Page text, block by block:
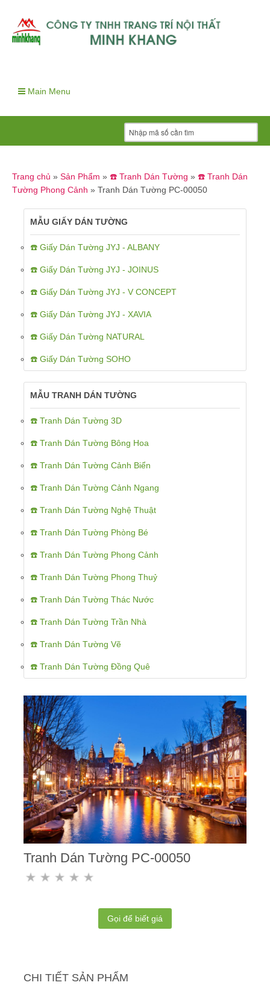
Main Menu
Trang chủ » Sản Phẩm » ☎️ Tranh Dán Tường » ☎️ Tranh Dán
Tường Phong Cảnh » Tranh Dán Tường PC-00050
MẪU GIẤY DÁN TƯỜNG
☎️ Giấy Dán Tường JYJ - ALBANY
☎️ Giấy Dán Tường JYJ - JOINUS
☎️ Giấy Dán Tường JYJ - V CONCEPT
☎️ Giấy Dán Tường JYJ - XAVIA
☎️ Giấy Dán Tường NATURAL
☎️ Giấy Dán Tường SOHO
MẪU TRANH DÁN TƯỜNG
☎️ Tranh Dán Tường 3D
☎️ Tranh Dán Tường Bông Hoa
☎️ Tranh Dán Tường Cảnh Biển
☎️ Tranh Dán Tường Cảnh Ngang
☎️ Tranh Dán Tường Nghệ Thuật
☎️ Tranh Dán Tường Phòng Bé
☎️ Tranh Dán Tường Phong Cảnh
☎️ Tranh Dán Tường Phong Thuỷ
☎️ Tranh Dán Tường Thác Nước
☎️ Tranh Dán Tường Trần Nhà
☎️ Tranh Dán Tường Vẽ
☎️ Tranh Dán Tường Đồng Quê
Tranh Dán Tường PC-00050
Gọi để biết giá
CHI TIẾT SẢN PHẨM